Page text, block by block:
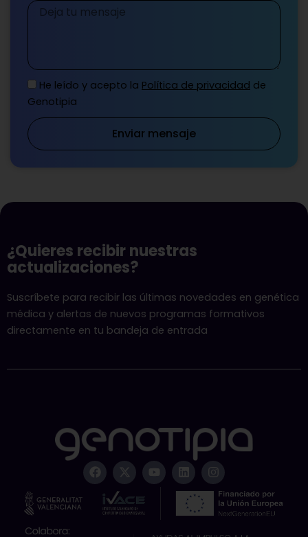
Mensaje
He leído y acepto la Política de privacidad de
Genotipia
Enviar mensaje
¿Quieres recibir nuestras
actualizaciones?
Suscríbete para recibir las últimas novedades en genética
médica y alertas de nuevos programas formativos
directamente en tu bandeja de entrada
F
a
c
X
-
t
w
i
Y
o
u
L
i
n
k
e
I
n
s
a